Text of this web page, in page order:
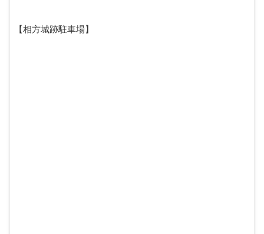
【相方城跡駐車場】